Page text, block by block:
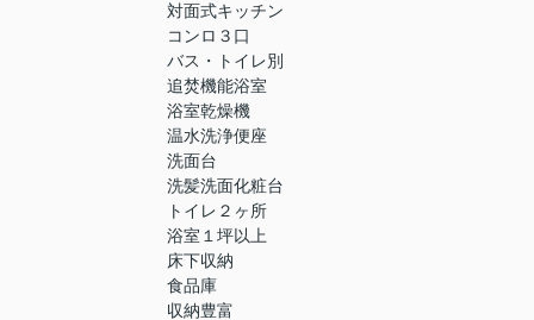
対面式キッチン
コンロ３口
バス・トイレ別
追焚機能浴室
浴室乾燥機
温水洗浄便座
洗面台
洗髪洗面化粧台
トイレ２ヶ所
浴室１坪以上
床下収納
食品庫
収納豊富